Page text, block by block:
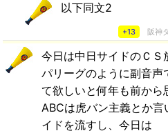
以下同文2
+13 阪神
今日は中日サイドのＣＳ
パリーグのように副音声
て欲しいと何年も前から
ABCは虎バン主義とか
イドを流すし、今日は